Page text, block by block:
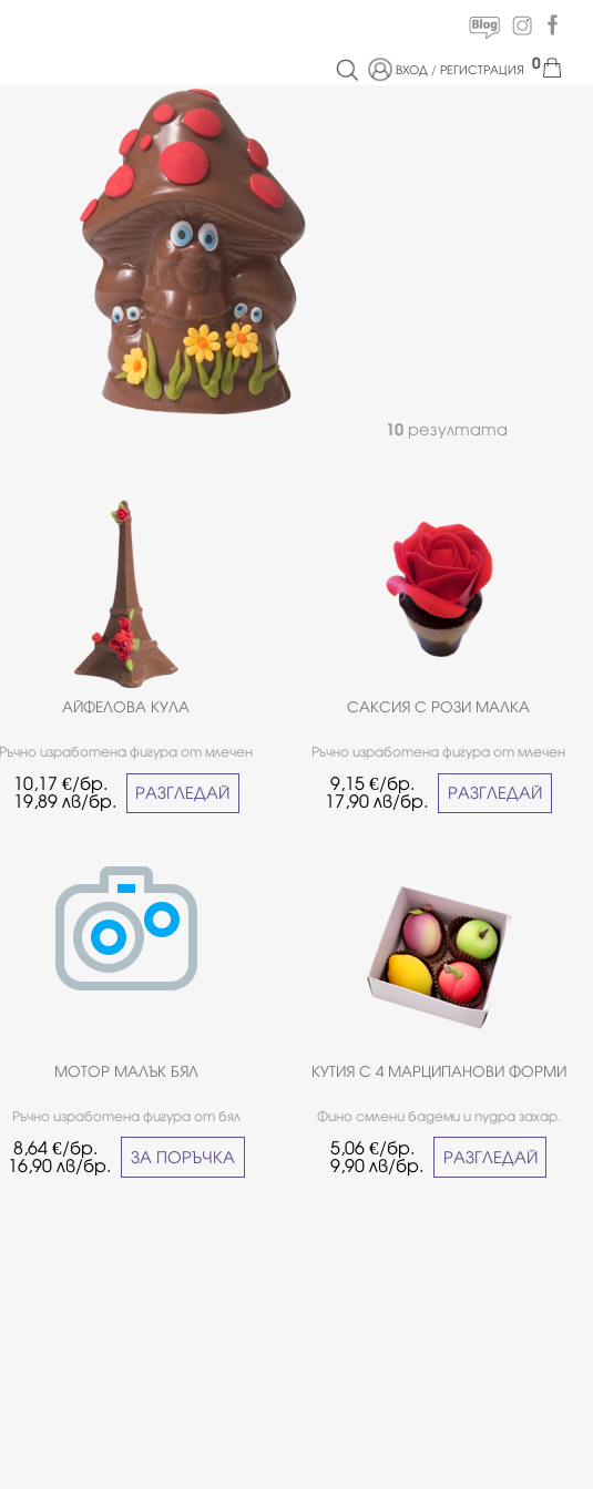
ВХОД /РЕГИСТРАЦИЯ 0
10 резултата
АЙФЕЛОВА КУЛА
Ръчно изработена фигура от млечен
декорация.
10,17 €/бр.
19,89 лв/бр. РАЗГЛЕДАЙ
САКСИЯ С РОЗИ МАЛКА
Ръчно изработена фигура от млечен
декорация.*Продуктът е наличен във
фирмените ни магазини.
9,15 €/бр.
17,90лв/бр. РАЗГЛЕДАЙ
МОТОР МАЛЪК БЯЛ
Ръчно изработена фигура от бял
белгийски шоколад Callebaut Размер
12/9см
8,64 €/бр.
16,90лв/бр. ЗА ПОРЪЧКА
КУТИЯ С 4 МАРЦИПАНОВИ ФОРМИ
Фино смлени бадеми и пудра захар.
5,06 €/бр.
9,90 лв/бр. РАЗГЛЕДАЙ